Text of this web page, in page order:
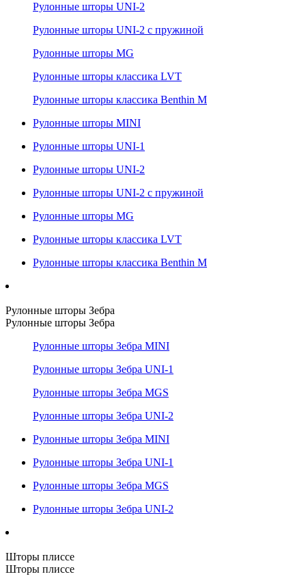
Рулонные шторы UNI-2
Рулонные шторы UNI-2 с пружиной
Рулонные шторы MG
Рулонные шторы классика LVT
Рулонные шторы классика Benthin M
Рулонные шторы MINI
Рулонные шторы UNI-1
Рулонные шторы UNI-2
Рулонные шторы UNI-2 с пружиной
Рулонные шторы MG
Рулонные шторы классика LVT
Рулонные шторы классика Benthin M
Рулонные шторы Зебра
Рулонные шторы Зебра
Рулонные шторы Зебра MINI
Рулонные шторы Зебра UNI-1
Рулонные шторы Зебра MGS
Рулонные шторы Зебра UNI-2
Рулонные шторы Зебра MINI
Рулонные шторы Зебра UNI-1
Рулонные шторы Зебра MGS
Рулонные шторы Зебра UNI-2
Шторы плиссе
Шторы плиссе